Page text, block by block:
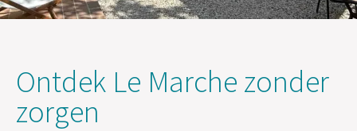
Ontdek Le Marche zonder
zorgen